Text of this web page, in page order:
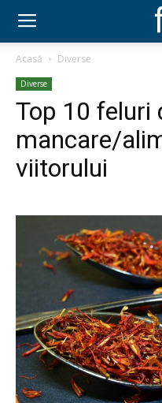
Acasă Diverse
Diverse
Top 10 feluri
mancare/
viitorului